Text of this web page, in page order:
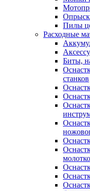
Пилы
Расходные
Биты,
станков